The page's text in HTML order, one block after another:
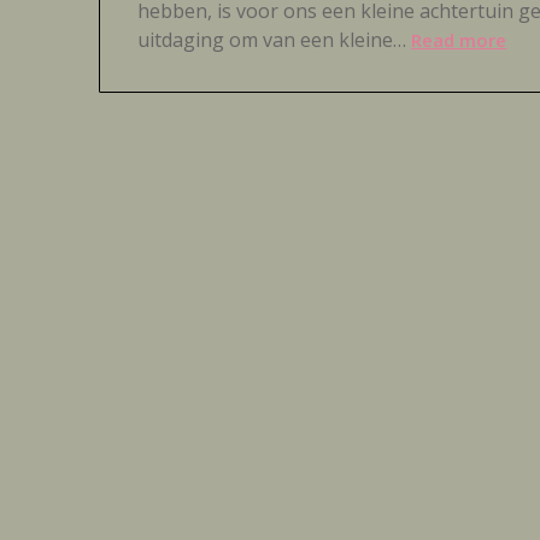
hebben, is voor ons een kleine achtertuin
uitdaging om van een kleine… Read more